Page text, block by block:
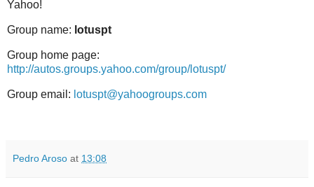
Yahoo!
Group name: lotuspt
Group home page:
http://autos.groups.yahoo.com/group/lotuspt/
Group email: lotuspt@yahoogroups.com
Pedro Aroso at 13:08